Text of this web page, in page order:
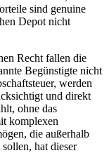
sind genuine
Depot nicht
Recht fallen die
Begünstigte nicht
werden
und direkt
ohne das
komplexen
die außerhalb
hat dieser